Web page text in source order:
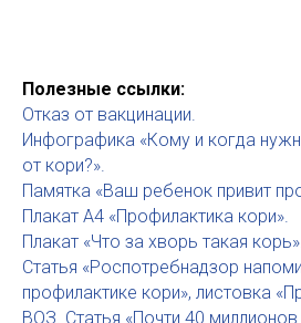
Полезные ссылки:
Отказ от вакцинации.
Инфографика «Кому и когда
от кори?».
Памятка «Ваш ребенок привит
Плакат А4 «Профилактика кори».
Плакат «Что за хворь такая
Статья «Роспотребнадзор
профилактике кори», листовка
ВОЗ. Статья «Почти 40